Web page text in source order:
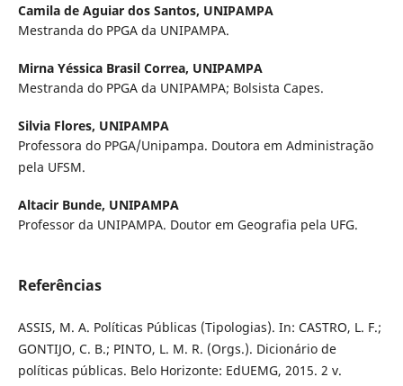
Camila de Aguiar dos Santos, UNIPAMPA
Mestranda do PPGA da UNIPAMPA.
Mirna Yéssica Brasil Correa, UNIPAMPA
Mestranda do PPGA da UNIPAMPA; Bolsista Capes.
Silvia Flores, UNIPAMPA
Professora do PPGA/Unipampa. Doutora em Administração
pela UFSM.
Altacir Bunde, UNIPAMPA
Professor da UNIPAMPA. Doutor em Geografia pela UFG.
Referências
ASSIS, M. A. Políticas Públicas (Tipologias). In: CASTRO, L. F.;
GONTIJO, C. B.; PINTO, L. M. R. (Orgs.). Dicionário de
políticas públicas. Belo Horizonte: EdUEMG, 2015. 2 v.